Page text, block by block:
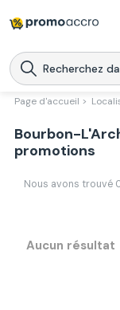
Magasins
Produits
Télécharge
Promoaccro
Page d'accueil >
Bourbon-
promotions
Nous avons trouvé
Aucun résultat